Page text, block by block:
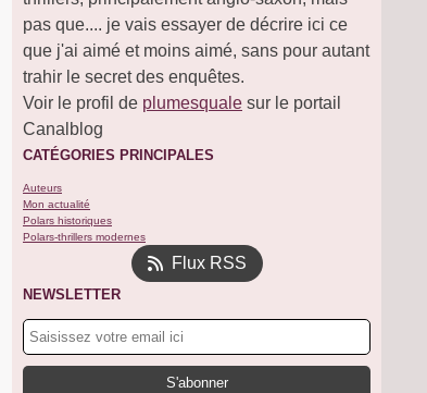
pas que.... je vais essayer de décrire ici ce
que j'ai aimé et moins aimé, sans pour autant
trahir le secret des enquêtes.
Voir le profil de plumesquale sur le portail
Canalblog
CATÉGORIES PRINCIPALES
Auteurs
Mon actualité
Polars historiques
Polars-thrillers modernes
Flux RSS
NEWSLETTER